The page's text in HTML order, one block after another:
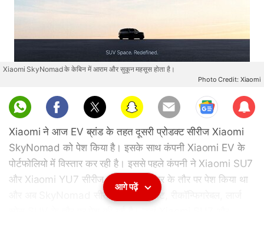
Xiaomi SkyNomad के केबिन में आराम और सुकून महसूस होता है।
Photo Credit: Xiaomi
Sub
scri
be
Xiaomi ने आज EV ब्रांड के तहत दूसरी प्रोडक्ट सीरीज Xiaomi
SkyNomad को पेश किया है। इसके साथ कंपनी Xiaomi EV के
पोर्टफोलियो में विस्तार कर रही है। इससे पहले कंपनी ने Xiaomi SU7
और Xiaomi YU7 सीरीज को ड्राइवर्स कार के तौर पर पेश किया था
और अब SkyNomad सीरीज एक इंटेलिजेंट, रीकॉन्फिगरेबल, लार्ज
Xiaomi YU7 सीरीज ड्राइवर पर फोकस करती हैं, वहीं
आगे पढ़ें